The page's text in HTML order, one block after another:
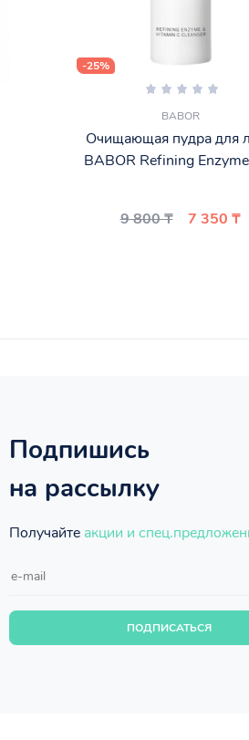
-25%
BABOR
Очищающая пудра для
BABOR Refining
9 800 ₸ 7 350 ₸
Подпишись
на рассылку
Получайте акции и
ПОДПИСАТЬСЯ